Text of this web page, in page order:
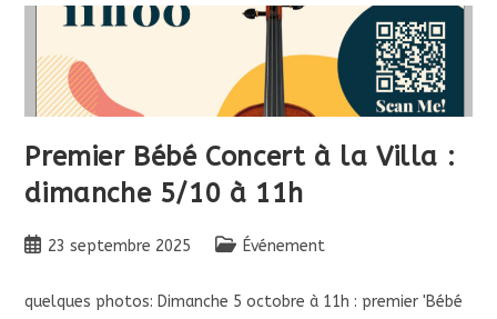
Villa
François
Octobre
09h30
12h30!
Premier Bébé Concert à la Villa :
dimanche 5/10 à 11h
Publication
23 septembre 2025
PostÉvénement
quelques photos: Dimanche 5 octobre à 11h : premier 'Bébé